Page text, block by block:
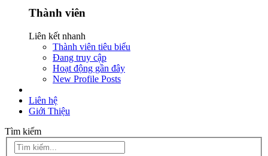
Thành viên
Liên kết nhanh
Thành viên tiêu biểu
Đang truy cập
Hoạt động gần đây
New Profile Posts
Liên hệ
Giới Thiệu
Tìm kiếm